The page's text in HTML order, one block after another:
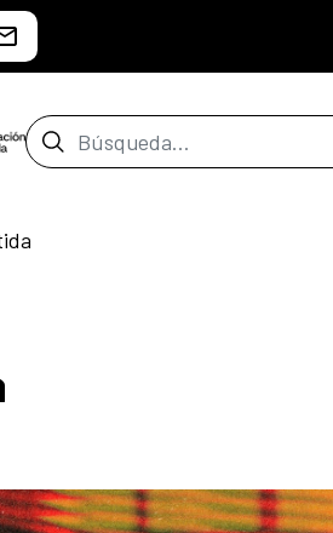
Barra de búsqueda